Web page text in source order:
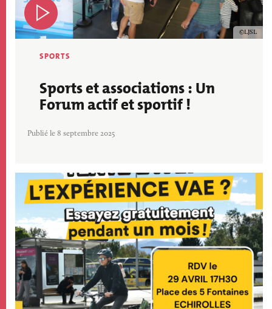
LJSL
SPORTS
Sports et associations : Un
Forum actif et sportif !
Publié le 8 septembre 2025
Image